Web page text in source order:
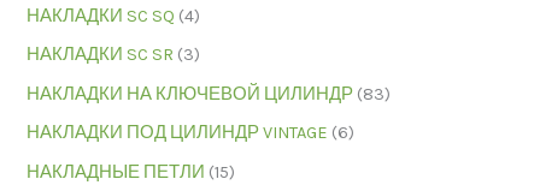
НАКЛАДКИ SC SQ (4)
НАКЛАДКИ SC SR (3)
НАКЛАДКИ НА КЛЮЧЕВОЙ ЦИЛИНДР (83)
НАКЛАДКИ ПОД ЦИЛИНДР VINTAGE (6)
НАКЛАДНЫЕ ПЕТЛИ (15)